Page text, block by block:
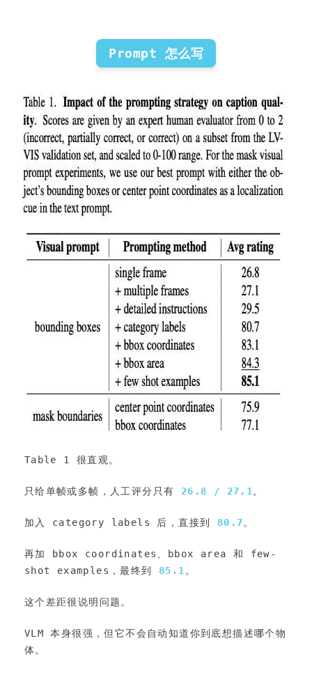
Prompt 怎么写
Table 1 很直观。
只给单帧或多帧，人工评分只有 26.8 / 27.1 。
加入 category labels 后，直接到 80.7。
再加 bbox coordinates、bbox area 和 few-
shot examples，最终到 85.1 。
这个差距很说明问题。
VLM 本身很强，但它不会自动知道你到底想描述哪个物
体。